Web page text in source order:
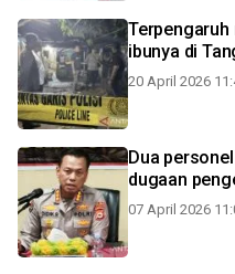
Terpengaruh
ibunya di
20 April 2026
Dua
dugaan
07 April 2026